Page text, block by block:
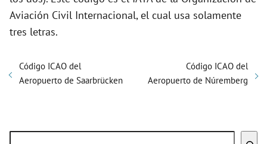
Aviación Civil Internacional, el cual usa solamente
tres letras.
Código ICAO del
Aeropuerto de Saarbrücken
Código ICAO del
Aeropuerto de Núremberg